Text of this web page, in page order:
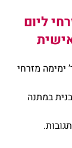
ליום
ימימה מזרחי
במתנה